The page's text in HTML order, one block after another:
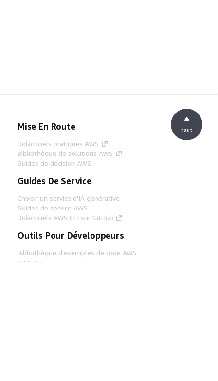
Mise En Route
Didacticiels pratiques AWS
Bibliothèque de solutions AWS
Guides de décision AWS
Guides De Service
Choisir un service d'IA générative
Guides de service AWS
Didacticiels AWS CLI sur GitHub
Outils Pour Développeurs
Bibliothèque d'exemples de code AWS
AWS CLI
haut